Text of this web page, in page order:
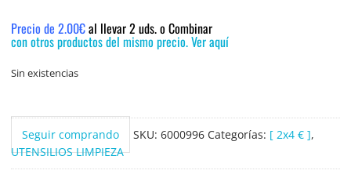
Precio de 2.00€al llevar 2 uds. o Combinar
con otros productos del mismo precio. Ver aquí
Sin existencias
Seguir comprando SKU: 6000996 Categorías: [ 2x4 € ],
UTENSILIOS LIMPIEZA